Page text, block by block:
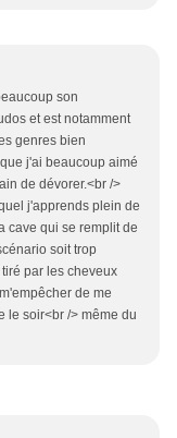
son
et est notamment
genres bien
j'ai beaucoup aimé
de dévorer.<br />
j'apprends plein de
cave qui se remplit de
soit trop
par les cheveux
de me
le soir<br /> même du